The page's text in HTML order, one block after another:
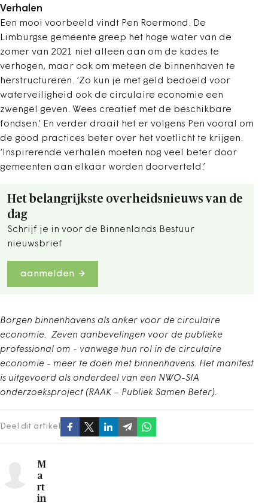
Verhalen
Een mooi voorbeeld vindt Pen Roermond. De
Limburgse gemeente greep het hoge water van de
zomer van 2021 niet alleen aan om de kades te
verhogen, maar ook om meteen de binnenhaven te
herstructureren. ‘Zo kun je met geld bedoeld voor
waterveiligheid ook de circulaire economie een
zwengel geven. Wees creatief met de beschikbare
fondsen.’ En verder draait het er volgens Pen vooral om
de good practices beter over het voetlicht te krijgen.
‘Inspirerende verhalen moeten nog veel beter door
gemeenten aan elkaar worden doorverteld.’
Het belangrijkste overheidsnieuws van de
dag
Schrijf je in voor de Binnenlands Bestuur
nieuwsbrief
aanmelden
Borgen binnenhavens als anker voor de circulaire
economie. Zeven aanbevelingen voor de publieke
professional om - vanwege hun rol in de circulaire
economie - meer te doen met binnenhavens. Het manifest
is uitgevoerd als onderdeel van een NWO-SIA
onderzoeksproject (RAAK – Publiek Samen Beter).
Deel dit artikel
M
a
rt
in